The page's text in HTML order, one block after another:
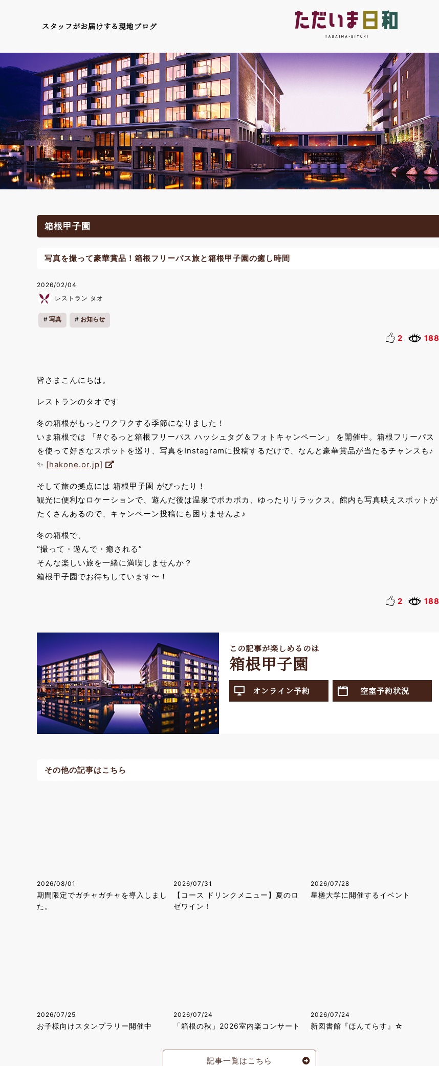
スタッフがお届けする現地ブログ
箱根甲子園
写真を撮って豪華賞品！箱根フリーパス旅と箱根甲子園の癒し時間
2026/02/04
レストラン タオ
写真 お知らせ
2 188
皆さまこんにちは。
レストランのタオです
冬の箱根がもっとワクワクする季節になりました！
いま箱根では 「#ぐるっと箱根フリーパス ハッシュタグ＆フォトキャンペーン」 を開催中。箱根フリーパス
を使って好きなスポットを巡り、写真をInstagramに投稿するだけで、なんと豪華賞品が当たるチャンスも♪
✨ [hakone.or.jp]
そして旅の拠点には 箱根甲子園 がぴったり！
観光に便利なロケーションで、遊んだ後は温泉でポカポカ、ゆったりリラックス。館内も写真映えスポットが
たくさんあるので、キャンペーン投稿にも困りませんよ♪
冬の箱根で、
“撮って・遊んで・癒される”
そんな楽しい旅を一緒に満喫しませんか？
箱根甲子園でお待ちしています〜！
2 188
この記事が楽しめるのは
箱根甲子園
オンライン予約 空室予約状況
その他の記事はこちら
2026/08/01
期間限定でガチャガチャを導入しまし
た。
2026/07/31
【コース ドリンクメニュー】夏のロ
ゼワイン！
2026/07/28
星槎大学に開催するイベント
2026/07/25
お子様向けスタンプラリー開催中
2026/07/24
「箱根の秋」2026室内楽コンサート
2026/07/24
新図書館『ほんてらす』☆
記事一覧はこちら